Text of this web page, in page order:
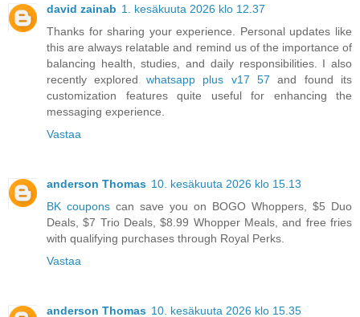
david zainab 1. kesäkuuta 2026 klo 12.37
Thanks for sharing your experience. Personal updates like
this are always relatable and remind us of the importance of
balancing health, studies, and daily responsibilities. I also
recently explored whatsapp plus v17 57 and found its
customization features quite useful for enhancing the
messaging experience.
Vastaa
anderson Thomas 10. kesäkuuta 2026 klo 15.13
BK coupons can save you on BOGO Whoppers, $5 Duo
Deals, $7 Trio Deals, $8.99 Whopper Meals, and free fries
with qualifying purchases through Royal Perks.
Vastaa
anderson Thomas 10. kesäkuuta 2026 klo 15.35